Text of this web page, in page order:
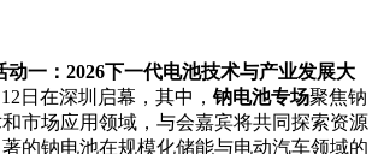
动一：2026下一代电池技术与产业发展大
日在深圳启幕，其中， 钠电池专场聚焦钠
市场应用领域，与会嘉宾将共同探索资源
的钠电池在规模化储能与电动汽车领域的